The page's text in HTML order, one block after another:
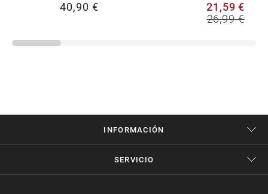
40,90 €
21,59 €
26,99 €
INFORMACIÓN
SERVICIO